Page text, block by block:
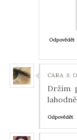
Odpovědět
CARA 8.
Držím
Odpovědět